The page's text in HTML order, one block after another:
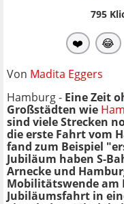
795
❤️ 😂
Von Madita Eggers
Hamburg - Eine Zeit
Großstädten wie
sind viele Strecken
die erste Fahrt vom
fand zum Beispiel
Jubiläum haben S-
Arnecke und
Mobilitätswende am
Jubiläumsfahrt in